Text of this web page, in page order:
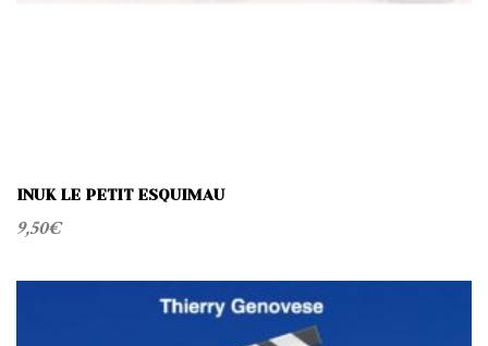
INUK LE PETIT ESQUIMAU
9,50€